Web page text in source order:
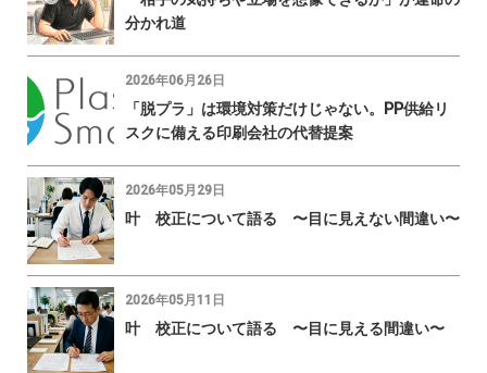
分かれ道
2026年06月26日
「脱プラ」は環境対策だけじゃない。PP供給リ
スクに備える印刷会社の代替提案
2026年05月29日
叶 校正について語る 〜目に見えない間違い〜
2026年05月11日
叶 校正について語る 〜目に見える間違い〜